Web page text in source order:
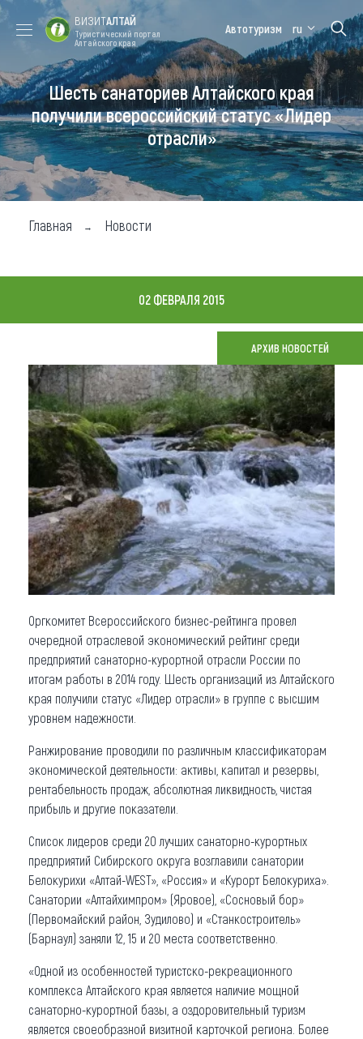
Форум VISIT
ALTAI
Цветение
маральника
Медицинский
форум
Алтайская
зимовка
Туры
Где побывать
Чем заняться
Карта
Что привезти (сувениры)
О регионе
Коллекция впечатлений
Другие рубрики
ВИЗИТАЛТАЙ
Туристический портал
Алтайского края
Автотуризм ru
Шесть санаториев Алтайского края
получили всероссийский статус «Лидер
отрасли»
Главная Новости
02 ФЕВРАЛЯ 2015
АРХИВ НОВОСТЕЙ
Оргкомитет Всероссийского бизнес-рейтинга провел
очередной отраслевой экономический рейтинг среди
предприятий санаторно-курортной отрасли России по
итогам работы в 2014 году. Шесть организаций из Алтайского
края получили статус «Лидер отрасли» в группе с высшим
уровнем надежности.
Ранжирование проводили по различным классификаторам
экономической деятельности: активы, капитал и резервы,
рентабельность продаж, абсолютная ликвидность, чистая
прибыль и другие показатели.
Список лидеров среди 20 лучших санаторно-курортных
предприятий Сибирского округа возглавили санатории
Белокурихи «Алтай-WEST», «Россия» и «Курорт Белокуриха».
Санатории «Алтайхимпром» (Яровое), «Сосновый бор»
(Первомайский район, Зудилово) и «Станкостроитель»
(Барнаул) заняли 12, 15 и 20 места соответственно.
«Одной из особенностей туристско-рекреационного
комплекса Алтайского края является наличие мощной
санаторно-курортной базы, а оздоровительный туризм
является своеобразной визитной карточкой региона. Более